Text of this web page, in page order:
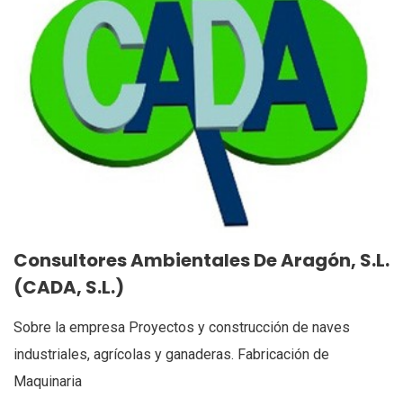
Consultores Ambientales De Aragón, S.L.
(CADA, S.L.)
Sobre la empresa Proyectos y construcción de naves
industriales, agrícolas y ganaderas. Fabricación de
Maquinaria